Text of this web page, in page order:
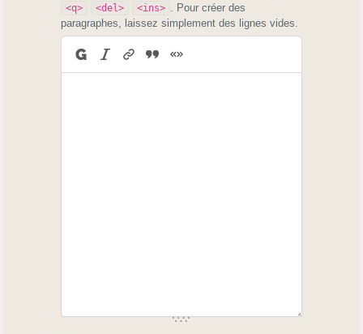
<q> <del> <ins>
. Pour créer des
paragraphes, laissez simplement des lignes vides.